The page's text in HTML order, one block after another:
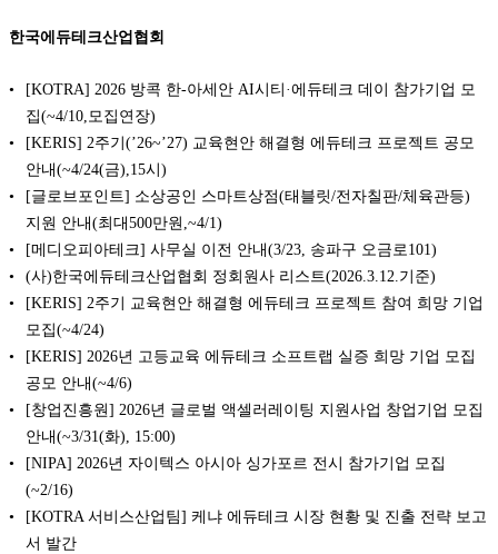
한국에듀테크산업협회
[KOTRA] 2026 방콕 한-아세안 AI시티·에듀테크 데이 참가기업 모
집(~4/10,모집연장)
[KERIS] 2주기(’26~’27) 교육현안 해결형 에듀테크 프로젝트 공모
안내(~4/24(금),15시)
[글로브포인트] 소상공인 스마트상점(태블릿/전자칠판/체육관등)
지원 안내(최대500만원,~4/1)
[메디오피아테크] 사무실 이전 안내(3/23, 송파구 오금로101)
(사)한국에듀테크산업협회 정회원사 리스트(2026.3.12.기준)
[KERIS] 2주기 교육현안 해결형 에듀테크 프로젝트 참여 희망 기업
모집(~4/24)
[KERIS] 2026년 고등교육 에듀테크 소프트랩 실증 희망 기업 모집
공모 안내(~4/6)
[창업진흥원] 2026년 글로벌 액셀러레이팅 지원사업 창업기업 모집
안내(~3/31(화), 15:00)
[NIPA] 2026년 자이텍스 아시아 싱가포르 전시 참가기업 모집
(~2/16)
[KOTRA 서비스산업팀] 케냐 에듀테크 시장 현황 및 진출 전략 보고
서 발간